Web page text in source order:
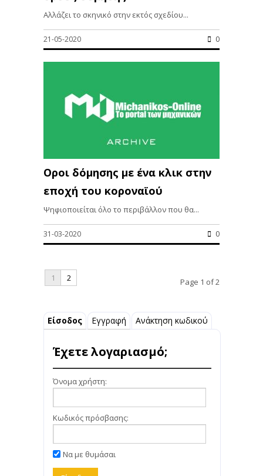
Αλλάζει το σκηνικό στην εκτός σχεδίου...
21-05-2020 0
Οροι δόμησης με ένα κλικ στην
εποχή του κοροναϊού
Ψηφιοποιείται όλο το περιβάλλον που θα...
31-03-2020 0
1 2 Page 1 of 2
Είσοδος Εγγραφή Ανάκτηση κωδικού
Έχετε λογαριασμό;
Όνομα χρήστη:
Κωδικός πρόσβασης:
Να με θυμάσαι